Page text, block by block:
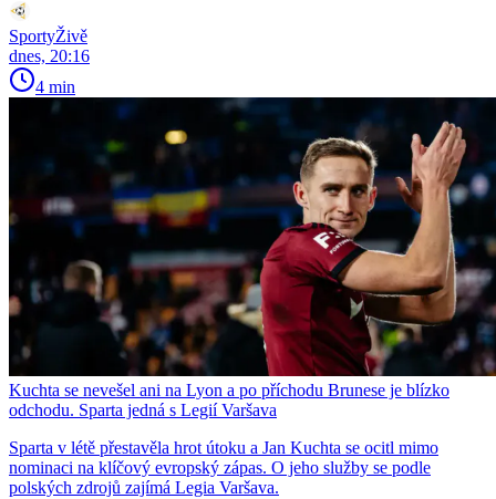
SportyŽivě
dnes, 20:16
4 min
Kuchta se nevešel ani na Lyon a po příchodu Brunese je blízko
odchodu. Sparta jedná s Legií Varšava
Sparta v létě přestavěla hrot útoku a Jan Kuchta se ocitl mimo
nominaci na klíčový evropský zápas. O jeho služby se podle
polských zdrojů zajímá Legia Varšava.